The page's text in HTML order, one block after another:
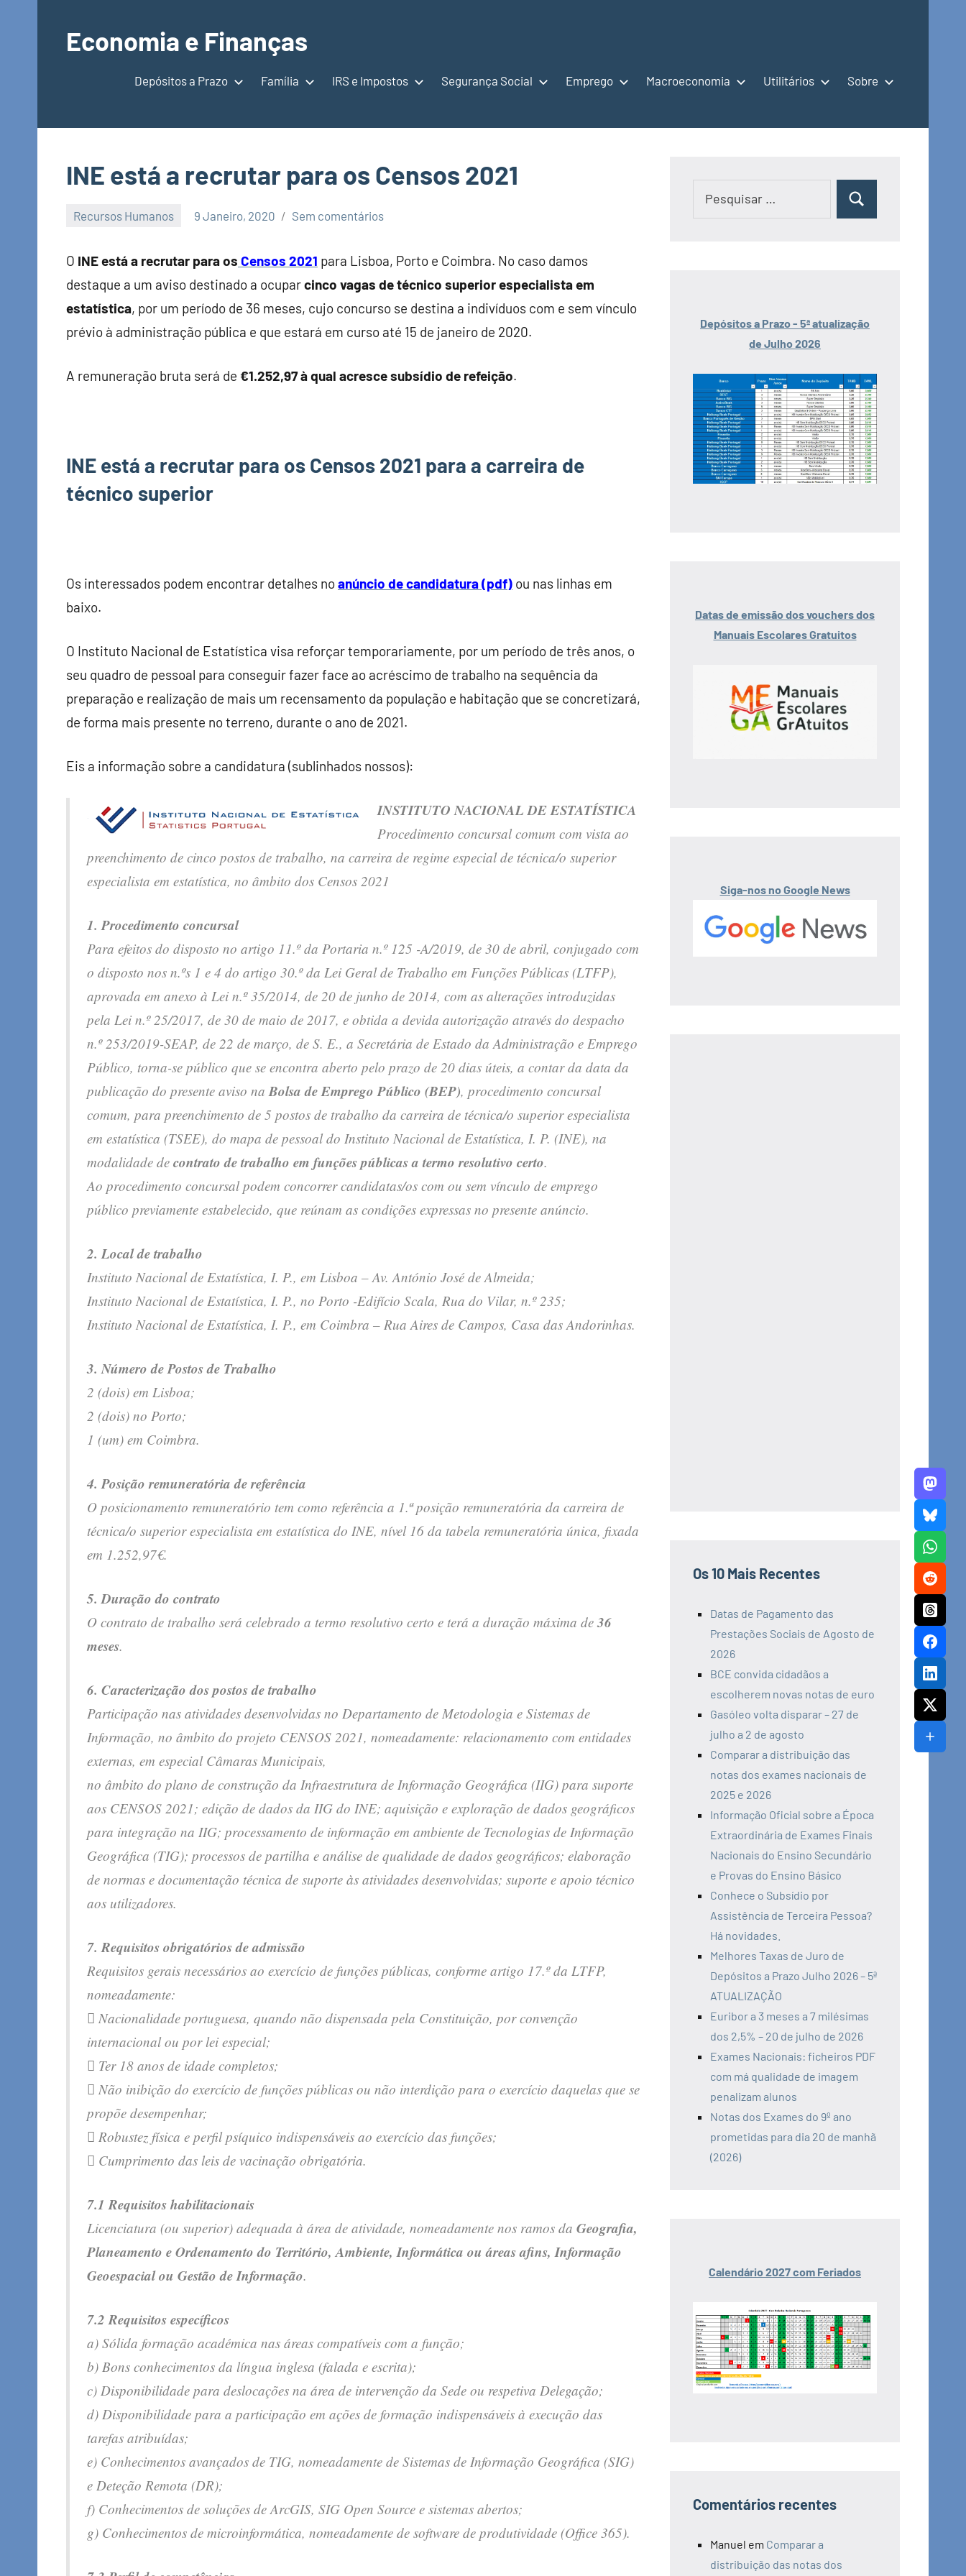
Economia e Finanças
Depósitos
Finanças
Calendários
Depósitos a Prazo Família IRS e Impostos Segurança Social Emprego Macroeconomia Utilitários Sobre
INE está a recrutar para os Censos 2021
Recursos Humanos 9 Janeiro, 2020
Finanças
Sem comentários
O INE está a recrutar para os Censos 2021 para Lisboa, Porto e Coimbra. No caso damos
destaque a um aviso destinado a ocuparcinco vagas de técnico superior especialista em
estatística, por um período de 36 meses, cujo concurso se destina a indivíduos com e sem vínculo
prévio à administração pública e que estará em curso até 15 de janeiro de 2020.
A remuneração bruta será de €1.252,97 à qual acresce subsídio de refeição.
INE está a recrutar para os Censos 2021 para a carreira de
técnico superior
Os interessados podem encontrar detalhes noanúncio de candidatura (pdf) ou nas linhas em
baixo.
O Instituto Nacional de Estatística visa reforçar temporariamente, por um período de três anos, o
seu quadro de pessoal para conseguir fazer face ao acréscimo de trabalho na sequência da
preparação e realização de mais um recensamento da população e habitação que se concretizará,
de forma mais presente no terreno, durante o ano de 2021.
Eis a informação sobre a candidatura (sublinhados nossos):
INSTITUTO NACIONAL DE ESTATÍSTICA
Procedimento concursal comum com vista ao
preenchimento de cinco postos de trabalho, na carreira de regime especial de técnica/o superior
especialista em estatística, no âmbito dos Censos 2021
1. Procedimento concursal
Para efeitos do disposto no artigo 11.º da Portaria n.º 125 -A/2019, de 30 de abril, conjugado com
o disposto nos n.ºs 1 e 4 do artigo 30.º da Lei Geral de Trabalho em Funções Públicas (LTFP),
aprovada em anexo à Lei n.º 35/2014, de 20 de junho de 2014, com as alterações introduzidas
pela Lei n.º 25/2017, de 30 de maio de 2017, e obtida a devida autorização através do despacho
n.º 253/2019-SEAP, de 22 de março, de S. E., a Secretária de Estado da Administração e Emprego
Público, torna-se público que se encontra aberto pelo prazo de 20 dias úteis, a contar da data da
publicação do presente aviso naBolsa de Emprego Público (BEP), procedimento concursal
comum, para preenchimento de 5 postos de trabalho da carreira de técnica/o superior especialista
em estatística (TSEE), do mapa de pessoal do Instituto Nacional de Estatística, I. P. (INE), na
modalidade de contrato de trabalho em funções públicas a termo resolutivo certo.
Ao procedimento concursal podem concorrer candidatas/os com ou sem vínculo de emprego
público previamente estabelecido, que reúnam as condições expressas no presente anúncio.
2. Local de trabalho
Instituto Nacional de Estatística, I. P., em Lisboa – Av. António José de Almeida;
Instituto Nacional de Estatística, I. P., no Porto -Edifício Scala, Rua do Vilar, n.º 235;
Instituto Nacional de Estatística, I. P., em Coimbra – Rua Aires de Campos, Casa das Andorinhas.
3. Número de Postos de Trabalho
2 (dois) em Lisboa;
2 (dois) no Porto;
1 (um) em Coimbra.
4. Posição remuneratória de referência
O posicionamento remuneratório tem como referência a 1.ª posição remuneratória da carreira de
técnica/o superior especialista em estatística do INE, nível 16 da tabela remuneratória única, fixada
em 1.252,97€.
5. Duração do contrato
O contrato de trabalho será celebrado a termo resolutivo certo e terá a duração máxima de36
meses.
6. Caracterização dos postos de trabalho
Participação nas atividades desenvolvidas no Departamento de Metodologia e Sistemas de
Informação, no âmbito do projeto CENSOS 2021, nomeadamente: relacionamento com entidades
externas, em especial Câmaras Municipais,
no âmbito do plano de construção da Infraestrutura de Informação Geográfica (IIG) para suporte
aos CENSOS 2021; edição de dados da IIG do INE; aquisição e exploração de dados geográficos
para integração na IIG; processamento de informação em ambiente de Tecnologias de Informação
Geográfica (TIG); processos de partilha e análise de qualidade de dados geográficos; elaboração
de normas e documentação técnica de suporte às atividades desenvolvidas; suporte e apoio técnico
aos utilizadores.
7. Requisitos obrigatórios de admissão
Requisitos gerais necessários ao exercício de funções públicas, conforme artigo 17.º da LTFP,
nomeadamente:
 Nacionalidade portuguesa, quando não dispensada pela Constituição, por convenção
internacional ou por lei especial;
 Ter 18 anos de idade completos;
 Não inibição do exercício de funções públicas ou não interdição para o exercício daquelas que se
propõe desempenhar;
 Robustez física e perfil psíquico indispensáveis ao exercício das funções;
 Cumprimento das leis de vacinação obrigatória.
7.1 Requisitos habilitacionais
Licenciatura (ou superior) adequada à área de atividade, nomeadamente nos ramos da Geografia,
Planeamento e Ordenamento do Território, Ambiente, Informática ou áreas afins, Informação
Geoespacial ou Gestão de Informação.
7.2 Requisitos específicos
a) Sólida formação académica nas áreas compatíveis com a função;
b) Bons conhecimentos da língua inglesa (falada e escrita);
c) Disponibilidade para deslocações na área de intervenção da Sede ou respetiva Delegação;
d) Disponibilidade para a participação em ações de formação indispensáveis à execução das
tarefas atribuídas;
e) Conhecimentos avançados de TIG, nomeadamente de Sistemas de Informação Geográfica (SIG)
e Deteção Remota (DR);
f) Conhecimentos de soluções de ArcGIS, SIG Open Source e sistemas abertos;
g) Conhecimentos de microinformática, nomeadamente de software de produtividade (Office 365).
Pesquisar
Depósitos a Prazo - 5ª atualização
de Julho 2026
Datas de emissão dos vouchers dos
Manuais Escolares Gratuitos
Siga-nos no Google News
Os 10 Mais Recentes
Datas de Pagamento das
Prestações Sociais de Agosto de
2026
BCE convida cidadãos a
escolherem novas notas de euro
Gasóleo volta disparar – 27 de
julho a 2 de agosto
Comparar a distribuição das
notas dos exames nacionais de
2025 e 2026
Informação Oficial sobre a Época
Extraordinária de Exames Finais
Nacionais do Ensino Secundário
e Provas do Ensino Básico
Conhece o Subsídio por
Assistência de Terceira Pessoa?
Há novidades.
Melhores Taxas de Juro de
Depósitos a Prazo Julho 2026 – 5ª
ATUALIZAÇÃO
Euribor a 3 meses a 7 milésimas
dos 2,5% – 20 de julho de 2026
Exames Nacionais: ficheiros PDF
com má qualidade de imagem
penalizam alunos
Notas dos Exames do 9º ano
prometidas para dia 20 de manhã
(2026)
Calendário 2027 com Feriados
Comentários recentes
Manuel em Comparar a
distribuição das notas dos